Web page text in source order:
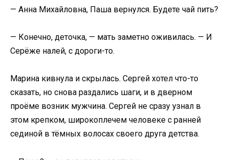
— Анна Михайловна, Паша вернулся. Будете чай пить?
— Конечно, деточка, — мать заметно оживилась. — И
Серёже налей, с дороги-то.
Марина кивнула и скрылась. Сергей хотел что-то
сказать, но снова раздались шаги, и в дверном
проёме возник мужчина. Сергей не сразу узнал в
этом крепком, широкоплечем человеке с ранней
сединой в тёмных волосах своего друга детства.